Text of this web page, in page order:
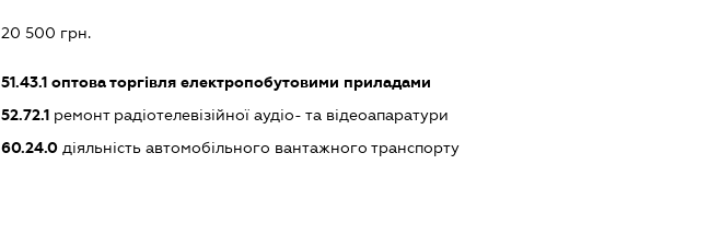
20 500 грн.
51.43.1 оптова торгівля електропобутовими приладами
52.72.1 ремонт радіотелевізійної аудіо- та відеоапаратури
60.24.0 діяльність автомобільного вантажного транспорту